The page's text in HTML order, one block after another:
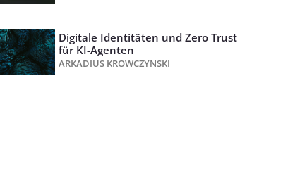
Digitale Identitäten und Zero Trust
für KI-Agenten
ARKADIUS KROWCZYNSKI